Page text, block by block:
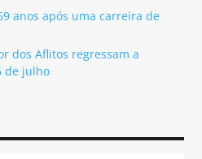
anos após uma carreira de
dos Aflitos regressam a
de julho